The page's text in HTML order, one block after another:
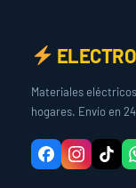
Materiales
hogares. Envío en